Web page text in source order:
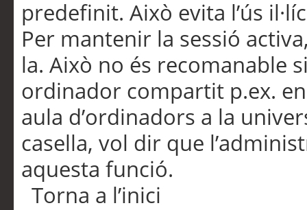
predefinit. Això evita l’ús
Per mantenir la sessió
la. Això no és recomanable
ordinador compartit p.ex.
aula d’ordinadors a la
casella, vol dir que
aquesta funció.
Torna a l’inici